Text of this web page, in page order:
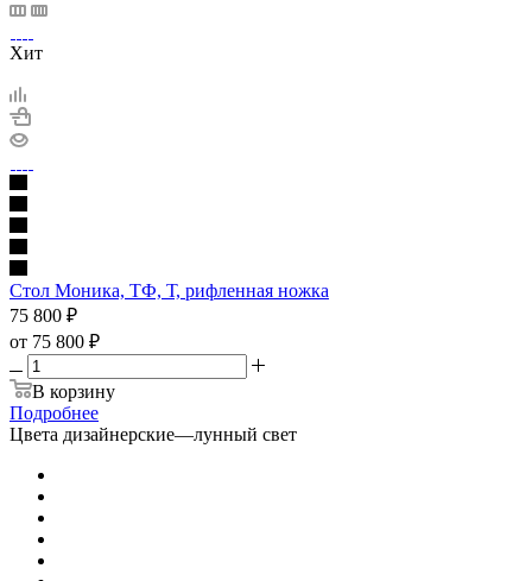
Хит
Стол Моника, ТФ, Т, рифленная ножка
75 800 ₽
от 75 800 ₽
В корзину
Подробнее
Цвета дизайнерские—лунный свет